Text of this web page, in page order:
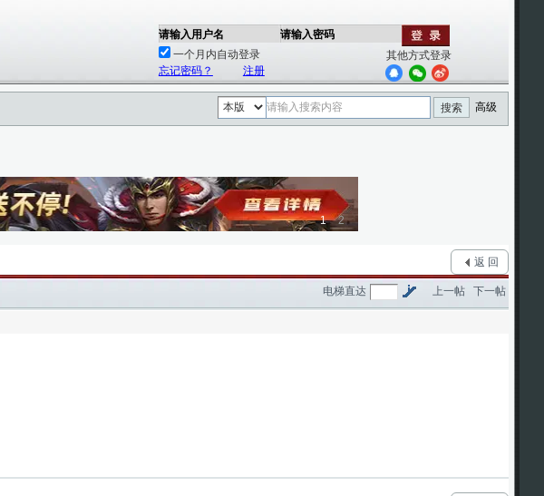
请输入用户名
请输入密码
一个月内自动登录
忘记密码？
注册
其他方式登录
搜索 高级
1 2
返 回
上一帖 下一帖
电梯直达